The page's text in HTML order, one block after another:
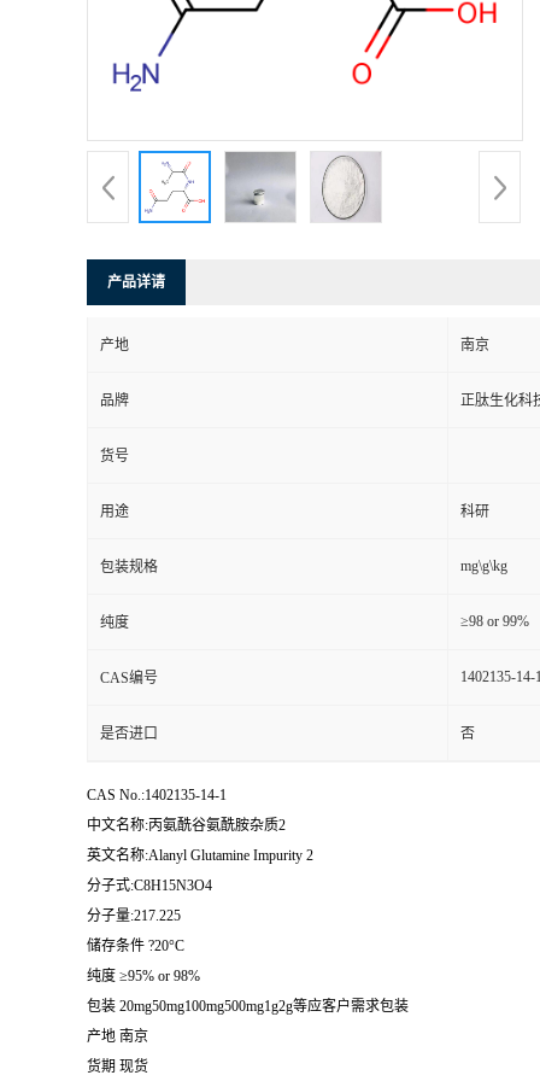
产品详请
产地 南京
品牌 正肽生化科
货号
用途 科研
包装规格 mg\g\kg
纯度 ≥98 or 99%
CAS编号 1402135-14-
是否进口 否
CAS No.:1402135-14-1
中文名称:丙氨酰谷氨酰胺杂质2
英文名称:Alanyl Glutamine Impurity 2
分子式:C8H15N3O4
分子量:217.225
储存条件 ?20°C
纯度 ≥95% or 98%
包装 20mg50mg100mg500mg1g2g等应客户需求包装
产地 南京
货期 现货